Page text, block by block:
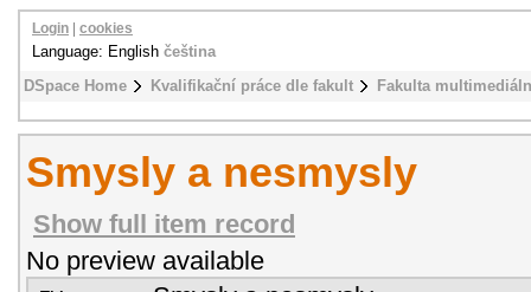
DSpace Home Kvalifikační práce dle fakult Fakulta
Login cookies
Language: English čeština
Smysly a nesmysly
Show full item record
No preview available